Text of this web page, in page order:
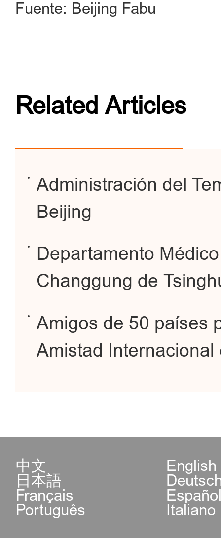
Fuente: Beijing Fabu
Related Articles
Administración del
Beijing
Departamento
Changgung de
Amigos de 50 países
Amistad Internacional
中文 English
日本語
Français
Português Italiano